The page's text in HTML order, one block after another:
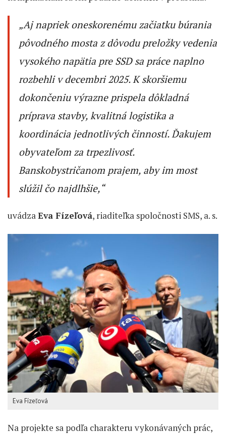
„Aj napriek oneskorenému začiatku búrania
pôvodného mosta z dôvodu preložky vedenia
vysokého napätia pre SSD sa práce naplno
rozbehli v decembri 2025. K skoršiemu
dokončeniu výrazne prispela dôkladná
príprava stavby, kvalitná logistika a
koordinácia jednotlivých činností. Ďakujem
obyvateľom za trpezlivosť.
Banskobystričanom prajem, aby im most
slúžil čo najdlhšie,“
uvádzaEva Fízeľová, riaditeľka spoločnosti SMS, a. s.
Eva Fízeľová
Na projekte sa podľa charakteru vykonávaných prác,